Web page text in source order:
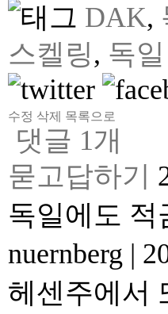
DAK,
스켈링, 독
수정 삭제 목록으로
댓글 1개
묻고답하기
독일에도 적
nuernberg |
헤센주에서